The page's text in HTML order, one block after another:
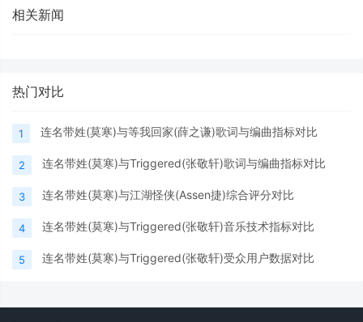
相关新闻
热门对比
1 连名带姓(莫寒)与等我回家(薛之谦)歌词与编曲指标对比
2 连名带姓(莫寒)与Triggered(张敬轩)歌词与编曲指标对比
3 连名带姓(莫寒)与江湖怪侠(Assen捷)综合评分对比
4 连名带姓(莫寒)与Triggered(张敬轩)音乐技术指标对比
5 连名带姓(莫寒)与Triggered(张敬轩)受众用户数据对比